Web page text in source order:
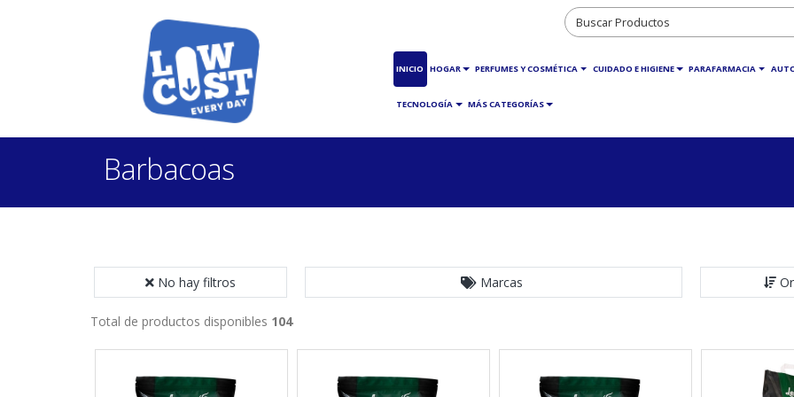
INICIO HOGAR PERFUMES Y COSMÉTICA CUIDADO E HIGIENE PARAFARMACIA
TECNOLOGÍA MÁS CATEGORÍAS
Barbacoas
No hay filtros Marcas
Total de productos disponibles 104